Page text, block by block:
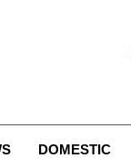
DOMESTIC